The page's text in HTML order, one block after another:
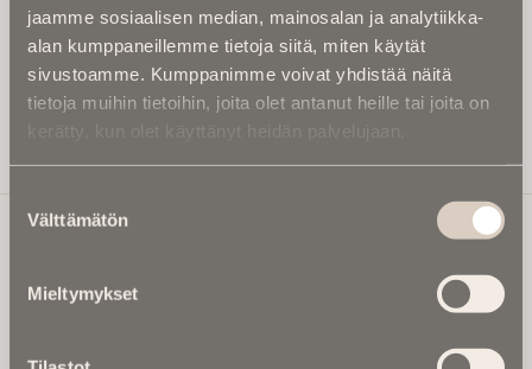
jaamme sosiaalisen median, mainosalan ja analytiikka-
alan kumppaneillemme tietoja siitä, miten käytät
sivustoamme. Kumppanimme voivat yhdistää näitä
tietoja muihin tietoihin, joita olet antanut heille tai joita on
kerätty, kun olet käyttänyt heidän palvelujaan.
valinta
Välttämätön
Mieltymykset
Kirjoita tähän sähköpostiosoite, johon haluat uutiskirjeen
tulevan:
Tilaa Uutiskirje
Ikuisuusmedia
valtakunnallinen mediabrändi. Julkaisemme uusimmat